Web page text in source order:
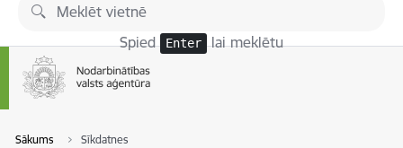
Pāriet uz lapas saturu
Spied Enter lai meklētu
Sākums Sīkdatnes